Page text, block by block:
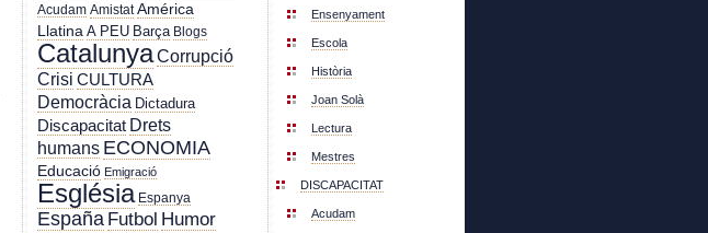
Acudam Amistat América
Llatina A PEU Barça Blogs
CatalunyaCorrupció
Crisi CULTURA
Democràcia Dictadura
Discapacitat Drets
humans ECONOMIA
Educació Emigració
Església Espanya
España Futbol Humor
Ensenyament
Escola
Història
Joan Solà
Lectura
Mestres
DISCAPACITAT
Acudam